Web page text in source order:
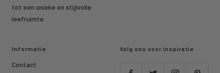
tot een unieke en stijlvolle
leefruimte.
Informatie
Contact
Volg ons voor inspiratie